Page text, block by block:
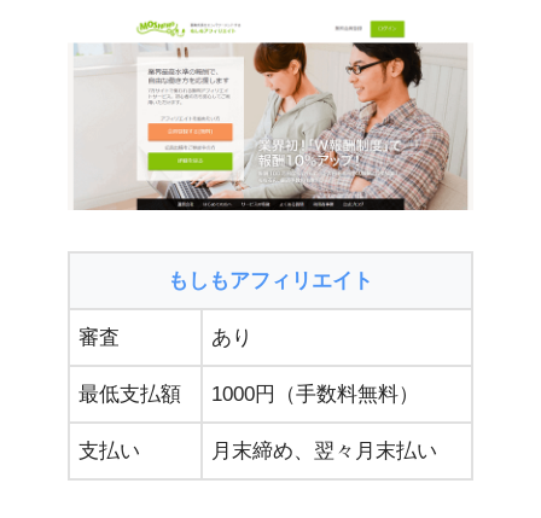
もしもアフィリエイト
審査 あり
最低支払額 1000円（手数料無料）
支払い 月末締め、翌々月末払い